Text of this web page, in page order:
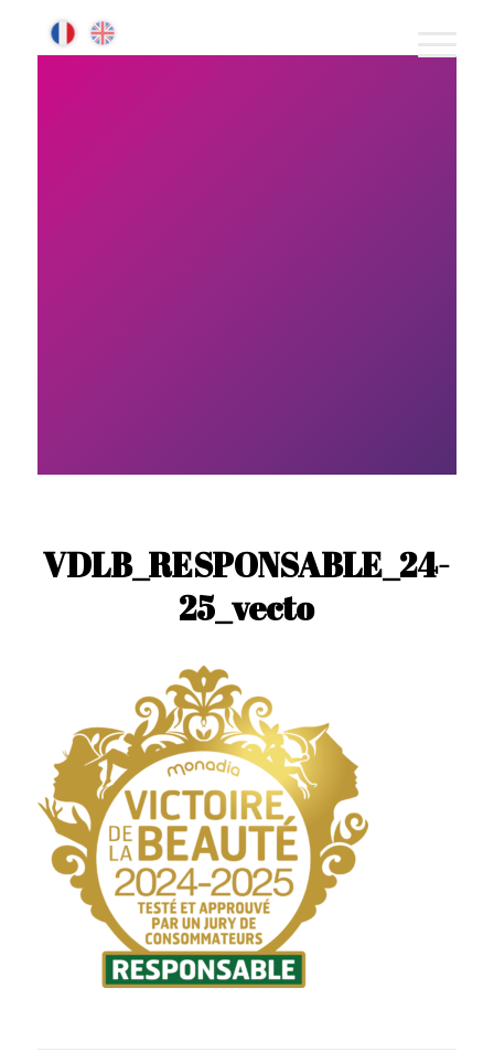
VDLB_RESPONSABLE_24-
25_vecto